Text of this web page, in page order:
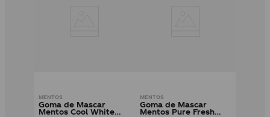
MENTOS
Goma de Mascar
Mentos Cool White
MENTOS
Goma de Mascar
Mentos Pure Fresh